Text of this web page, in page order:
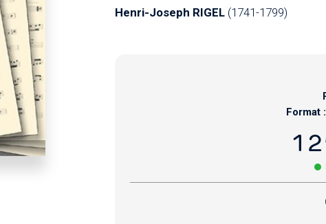
Henri-Joseph RIGEL (1741-1799)
Format :